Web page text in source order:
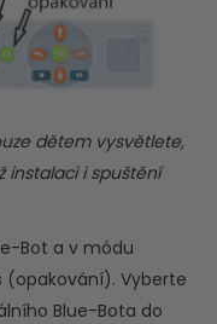
dětem vysvětlete,
instalaci i spuštění
Bot a v módu
(opakování). Vyberte
Blue-Bota do